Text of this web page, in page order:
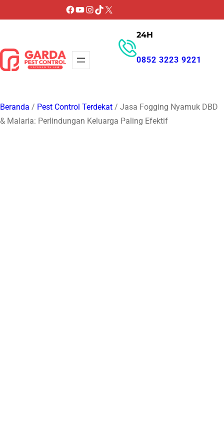
ke
Facebook
YouTube
Instagram
TikTok
X
24H
0852 3223 9221
Beranda / Pest Control Terdekat / Jasa Fogging Nyamuk DBD
& Malaria: Perlindungan Keluarga Paling Efektif